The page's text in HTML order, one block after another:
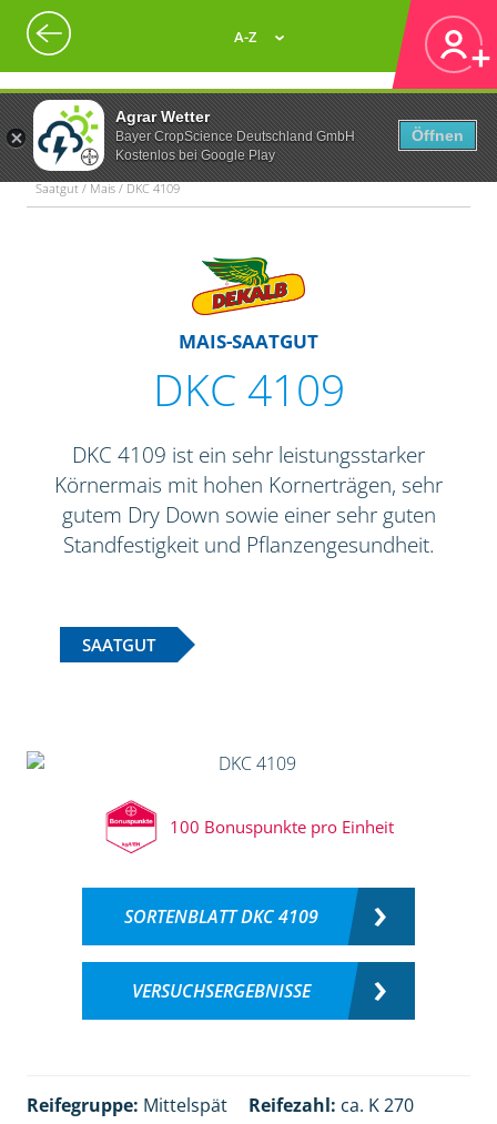
Agrar Wetter
Bayer CropScience Deutschland GmbH
Kostenlos bei Google Play
Öffnen
A-Z
Saatgut / Mais / DKC 4109
MAIS-SAATGUT
DKC 4109
DKC 4109 ist ein sehr leistungsstarker
Körnermais mit hohen Kornerträgen, sehr
gutem Dry Down sowie einer sehr guten
Standfestigkeit und Pflanzengesundheit.
SAATGUT
100 Bonuspunkte pro Einheit
SORTENBLATT DKC 4109
VERSUCHSERGEBNISSE
Reifegruppe: Mittelspät Reifezahl: ca. K 270